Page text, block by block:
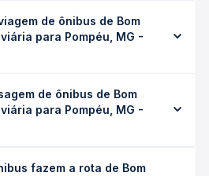
de ônibus de Bom
para Pompéu, MG -
leva em média 1h 20min,
a viação, o tipo de serviço
ou leito) e as condições de
de ônibus de Bom
para Pompéu, MG -
MG - TODOS custa em média R$
fazem a rota de Bom